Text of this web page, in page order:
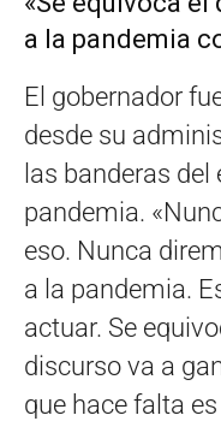
a la pandemia
El gobernador
desde su
las banderas
pandemia.
eso. Nunca
a la pandemia.
actuar. Se
discurso va a
que hace falta